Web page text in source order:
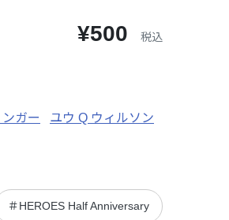
¥500 税込
ガー ユウ Q ウィルソン
＃HEROES Half Anniversary